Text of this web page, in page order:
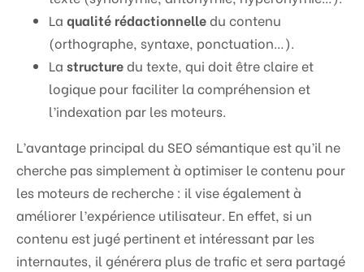
La qualité rédactionnelledu contenu
(orthographe, syntaxe, ponctuation…).
La structuredu texte, qui doit être claire et
logique pour faciliter la compréhension et
l’indexation par les moteurs.
L’avantage principal du SEO sémantique est qu’il ne
cherche pas simplement à optimiser le contenu pour
les moteurs de recherche : il vise également à
améliorer l’expérience utilisateur. En effet, si un
contenu est jugé pertinent et intéressant par les
internautes, il générera plus de trafic et sera partagé